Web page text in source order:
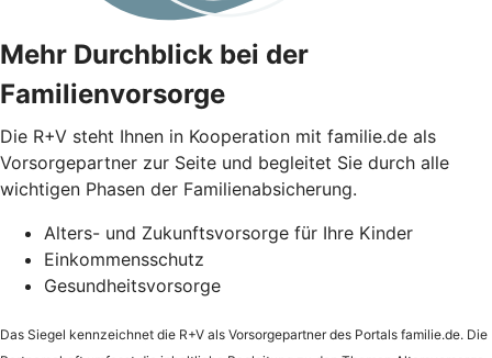
Mehr Durchblick bei der
Familienvorsorge
Die R+V steht Ihnen in Kooperation mit familie.de als
Vorsorgepartner zur Seite und begleitet Sie durch alle
wichtigen Phasen der Familienabsicherung.
Alters- und Zukunftsvorsorge für Ihre Kinder
Einkommensschutz
Gesundheitsvorsorge
Das Siegel kennzeichnet die R+V als Vorsorgepartner des Portals familie.de. Die